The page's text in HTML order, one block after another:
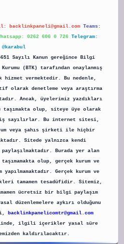
backlinkpaneli@gmail.com Teams:
0262 606 0 726 Telegram:
@karabul
Sayılı Kanun gereğince Bilgi
(BTK) tarafından onaylanmış
hizmet vermektedir. Bu nedenle,
denetleme veya araştırma
Ancak, üyelerimiz yazdıkları
olup, siteye üye olarak
sayılırlar. Bu internet sitesi,
veya şahıs şirketi ile hiçbir
Sitede yalnızca kendi
paylaşılmaktadır. Burada yer alan
olup, gerçek kurum ve
Gerçek kurum ve
tamamen tesadüfidir. Sitemiz,
ücretsiz bir bilgi paylaşım
düzenlemelere aykırı olduğunu
backlinkpanelicomtr@gmail.com
ilgili içerikler yasal süre
kaldırılacaktır.